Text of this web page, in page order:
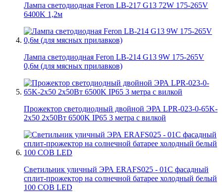
Лампа светодиодная Feron LB-217 G13 72W 175-265V
6400K 1,2м
Лампа светодиодная Feron LB-214 G13 9W 175-265V
0,6м (для мясных прилавков)
Прожектор светодиодный двойной ЭРА LPR-023-0-65K-
2х50 2х50Вт 6500K IP65 3 метра с вилкой
Светильник уличный ЭРА ERAFS025 - 01C фасадный
сплит-прожектор на солнечной батарее холодный белый
100 COB LED